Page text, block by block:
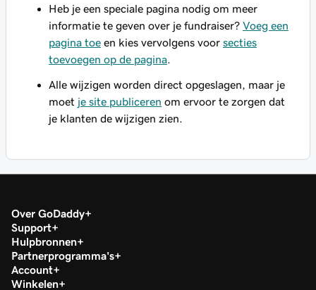
Heb je een speciale pagina nodig om meer
informatie te geven over je fundraiser? Voeg een
pagina toe en kies vervolgens voor secties
toevoegen op de pagina
Alle wijzigen worden direct opgeslagen, maar je
moet je site publiceren om ervoor te zorgen dat
je klanten de wijzigen zien.
Over GoDaddy
Support
Hulpbronnen
Partnerprogramma's
Account
Winkelen